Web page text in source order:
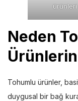
Neden
Tohumlu ürünler,
duygusal bir bağ